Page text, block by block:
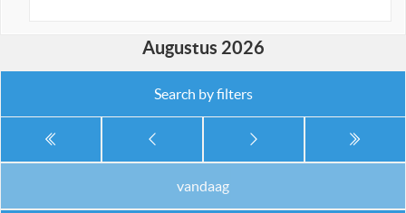
Augustus 2026
Search by filters
vandaag